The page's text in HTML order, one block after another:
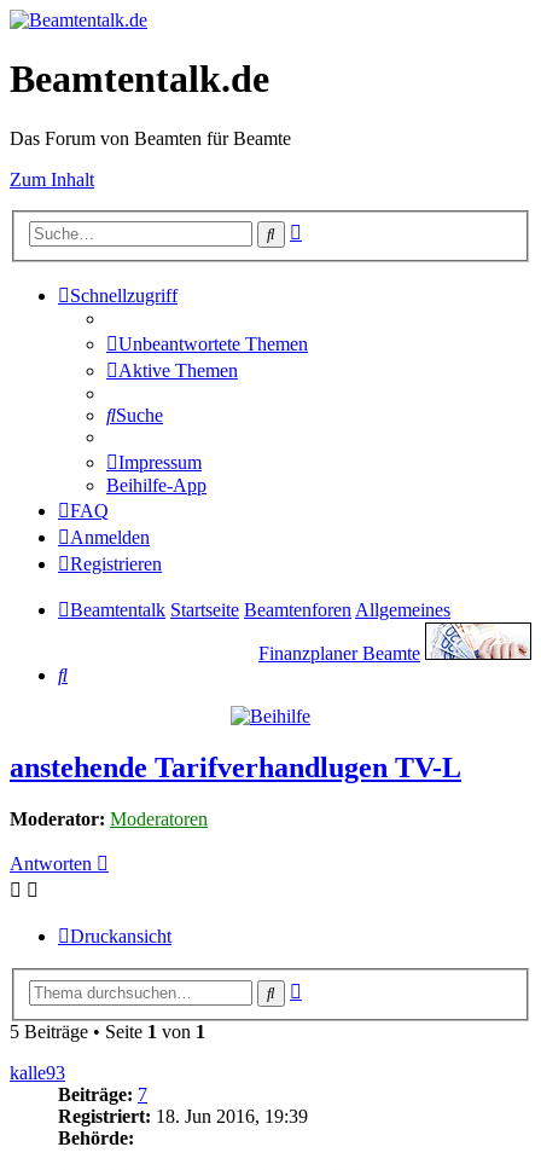
Beamtentalk.de
Das Forum von Beamten für Beamte
Zum Inhalt
Suche
Schnellzugriff
Unbeantwortete Themen
Aktive Themen
Suche
Impressum
Beihilfe-App
FAQ
Anmelden
Registrieren
Beamtentalk Startseite BeamtenforenAllgemeines
Finanzplaner Beamte
Suche
anstehende Tarifverhandlugen TV-L
Moderator: Moderatoren
Antworten
Druckansicht
Suche
5 Beiträge • Seite 1 von 1
kalle93
Beiträge: 7
Registriert: 18. Jun 2016, 19:39
Behörde: